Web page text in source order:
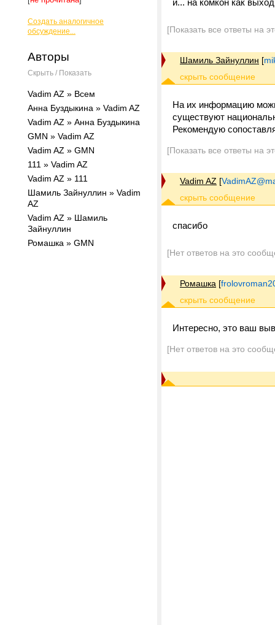
Создать аналогичное
обсуждение...
Авторы
Скрыть / Показать
Vadim AZ » Всем
Анна Буздыкина » Vadim AZ
Vadim AZ » Анна Буздыкина
GMN » Vadim AZ
Vadim AZ » GMN
111 » Vadim AZ
Vadim AZ » 111
Шамиль Зайнуллин » Vadim
AZ
Vadim AZ » Шамиль
Зайнуллин
Ромашка » GMN
и... на комкон как
[Показать все ответы на
Шамиль Зайнуллин [
На их информацию
существуют
Рекомендую
[Показать все ответы на
Vadim AZ [
спасибо
[Нет ответов на это
Ромашка [
Интересно, это ваш
[Нет ответов на это